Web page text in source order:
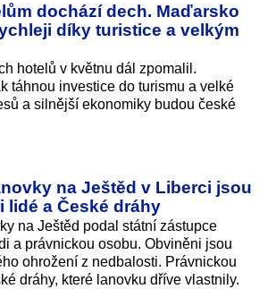
dochází dech. Maďarsko
díky turistice a velkým
hotelů v květnu dál zpomalil.
táhnou investice do turismu a velké
a silnější ekonomiky budou české
na Ještěd v Liberci jsou
lidé a České dráhy
na Ještěd podal státní zástupce
a právnickou osobu. Obviněni jsou
ohrožení z nedbalosti. Právnickou
dráhy, které lanovku dříve vlastnily.